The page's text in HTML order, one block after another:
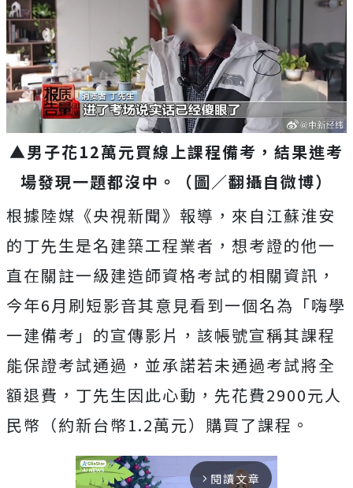
▲男子花12萬元買線上課程備考，結果進考
場發現一題都沒中。（圖／翻攝自微博）
根據陸媒《央視新聞》報導，來自江蘇淮安
的丁先生是名建築工程業者，想考證的他一
直在關註一級建造師資格考試的相關資訊，
今年6月刷短影音其意見看到一個名為「嗨學
一建備考」的宣傳影片， 該帳號宣稱其課程
能保證考試通過，並承諾若未通過考試將全
額退費，丁先生因此心動，先花費2900元人
民幣（約新台幣1.2萬元）購買了課程。
arrow_forward_ios 閱讀文章